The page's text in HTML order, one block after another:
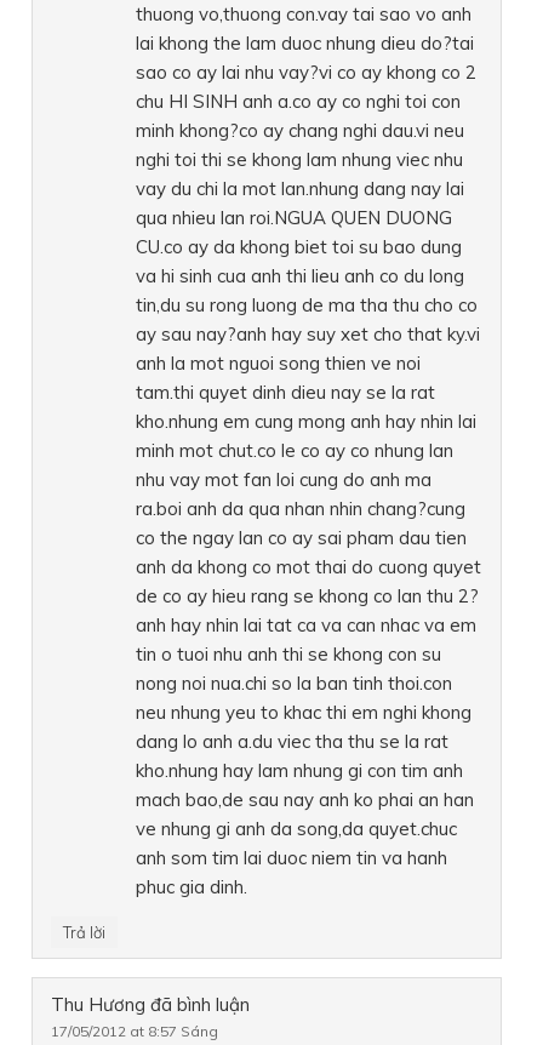
thuong vo,thuong con.vay tai sao vo anh
lai khong the lam duoc nhung dieu do?tai
sao co ay lai nhu vay?vi co ay khong co 2
chu HI SINH anh a.co ay co nghi toi con
minh khong?co ay chang nghi dau.vi neu
nghi toi thi se khong lam nhung viec nhu
vay du chi la mot lan.nhung dang nay lai
qua nhieu lan roi.NGUA QUEN DUONG
CU.co ay da khong biet toi su bao dung
va hi sinh cua anh thi lieu anh co du long
tin,du su rong luong de ma tha thu cho co
ay sau nay?anh hay suy xet cho that ky.vi
anh la mot nguoi song thien ve noi
tam.thi quyet dinh dieu nay se la rat
kho.nhung em cung mong anh hay nhin lai
minh mot chut.co le co ay co nhung lan
nhu vay mot fan loi cung do anh ma
ra.boi anh da qua nhan nhin chang?cung
co the ngay lan co ay sai pham dau tien
anh da khong co mot thai do cuong quyet
de co ay hieu rang se khong co lan thu 2?
anh hay nhin lai tat ca va can nhac va em
tin o tuoi nhu anh thi se khong con su
nong noi nua.chi so la ban tinh thoi.con
neu nhung yeu to khac thi em nghi khong
dang lo anh a.du viec tha thu se la rat
kho.nhung hay lam nhung gi con tim anh
mach bao,de sau nay anh ko phai an han
ve nhung gi anh da song,da quyet.chuc
anh som tim lai duoc niem tin va hanh
phuc gia dinh.
Trả lời
Thu Hương đã bình luận
17/05/2012 at 8:57 Sáng